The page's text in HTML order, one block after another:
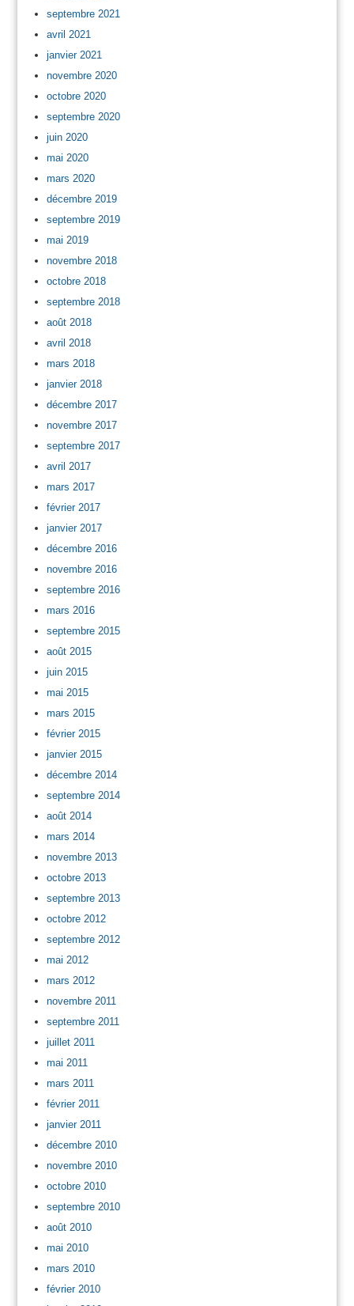
septembre 2021
avril 2021
janvier 2021
novembre 2020
octobre 2020
septembre 2020
juin 2020
mai 2020
mars 2020
décembre 2019
septembre 2019
mai 2019
novembre 2018
octobre 2018
septembre 2018
août 2018
avril 2018
mars 2018
janvier 2018
décembre 2017
novembre 2017
septembre 2017
avril 2017
mars 2017
février 2017
janvier 2017
décembre 2016
novembre 2016
septembre 2016
mars 2016
septembre 2015
août 2015
juin 2015
mai 2015
mars 2015
février 2015
janvier 2015
décembre 2014
septembre 2014
août 2014
mars 2014
novembre 2013
octobre 2013
septembre 2013
octobre 2012
septembre 2012
mai 2012
mars 2012
novembre 2011
septembre 2011
juillet 2011
mai 2011
mars 2011
février 2011
janvier 2011
décembre 2010
novembre 2010
octobre 2010
septembre 2010
août 2010
mai 2010
mars 2010
février 2010